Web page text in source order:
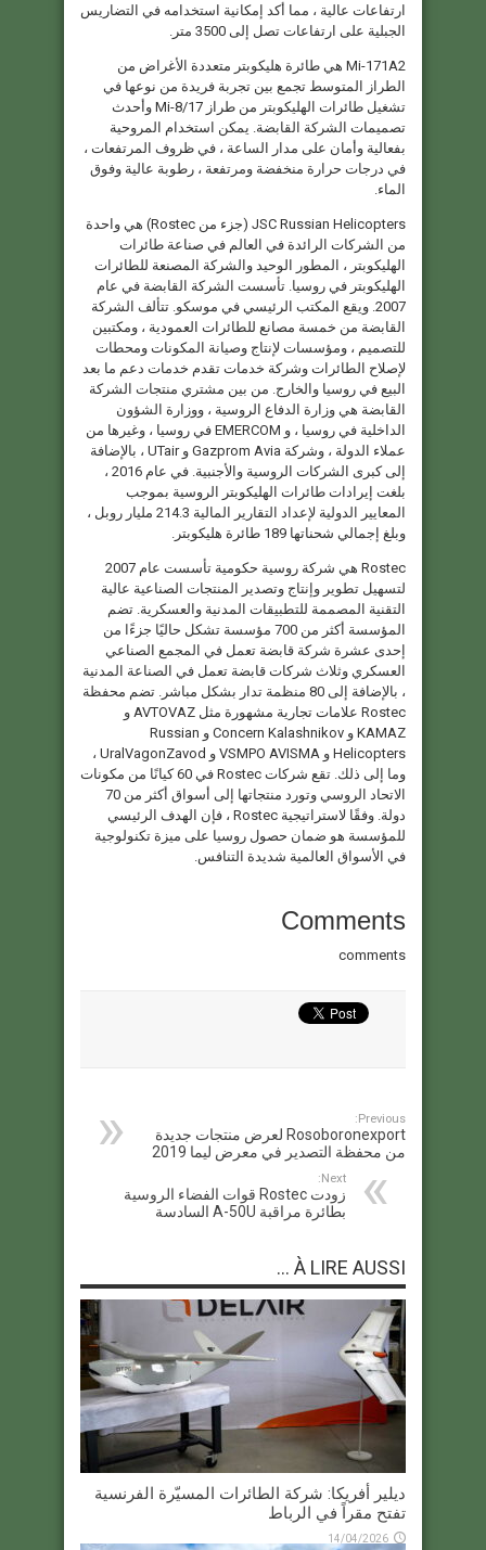
ارتفاعات عالية ، مما أكد إمكانية استخدامه في التضاريس
الجبلية على ارتفاعات تصل إلى 3500 متر.
Mi-171A2 هي طائرة هليكوبتر متعددة الأغراض من
الطراز المتوسط ​​تجمع بين تجربة فريدة من نوعها في
تشغيل طائرات الهليكوبتر من طراز Mi-8/17 وأحدث
تصميمات الشركة القابضة. يمكن استخدام المروحية
بفعالية وأمان على مدار الساعة ، في ظروف المرتفعات ،
في درجات حرارة منخفضة ومرتفعة ، رطوبة عالية وفوق
الماء.
JSC Russian Helicopters (جزء من Rostec) هي واحدة
من الشركات الرائدة في العالم في صناعة طائرات
الهليكوبتر ، المطور الوحيد والشركة المصنعة للطائرات
الهليكوبتر في روسيا. تأسست الشركة القابضة في عام
2007. ويقع المكتب الرئيسي في موسكو. تتألف الشركة
القابضة من خمسة مصانع للطائرات العمودية ، ومكتبين
للتصميم ، ومؤسسات لإنتاج وصيانة المكونات ومحطات
لإصلاح الطائرات وشركة خدمات تقدم خدمات دعم ما بعد
البيع في روسيا والخارج. من بين مشتري منتجات الشركة
القابضة هي وزارة الدفاع الروسية ، ووزارة الشؤون
الداخلية في روسيا ، و EMERCOM في روسيا ، وغيرها من
عملاء الدولة ، وشركة Gazprom Avia و UTair ، بالإضافة
إلى كبرى الشركات الروسية والأجنبية. في عام 2016 ،
بلغت إيرادات طائرات الهليكوبتر الروسية بموجب
المعايير الدولية لإعداد التقارير المالية 214.3 مليار روبل ،
وبلغ إجمالي شحناتها 189 طائرة هليكوبتر.
Rostec هي شركة روسية حكومية تأسست عام 2007
لتسهيل تطوير وإنتاج وتصدير المنتجات الصناعية عالية
التقنية المصممة للتطبيقات المدنية والعسكرية. تضم
المؤسسة أكثر من 700 مؤسسة تشكل حاليًا جزءًا من
إحدى عشرة شركة قابضة تعمل في المجمع الصناعي
العسكري وثلاث شركات قابضة تعمل في الصناعة المدنية
، بالإضافة إلى 80 منظمة تدار بشكل مباشر. تضم محفظة
Rostec علامات تجارية مشهورة مثل AVTOVAZ و
KAMAZ و Concern Kalashnikov و Russian
Helicopters و VSMPO AVISMA و UralVagonZavod ،
وما إلى ذلك. تقع شركات Rostec في 60 كيانًا من مكونات
الاتحاد الروسي وتورد منتجاتها إلى أسواق أكثر من 70
دولة. وفقًا لاستراتيجية Rostec ، فإن الهدف الرئيسي
للمؤسسة هو ضمان حصول روسيا على ميزة تكنولوجية
في الأسواق العالمية شديدة التنافس.
Comments
comments
Previous:
Rosoboronexport لعرض منتجات جديدة
من محفظة التصدير في معرض ليما 2019
Next:
زودت Rostec قوات الفضاء الروسية
بطائرة مراقبة A-50U السادسة
À LIRE AUSSI ...
ديلير أفريكا: شركة الطائرات المسيّرة الفرنسية
تفتح مقراً في الرباط
14/04/2026